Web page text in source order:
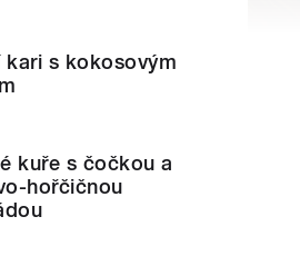
kari s kokosovým
kuře s čočkou a
hořčičnou